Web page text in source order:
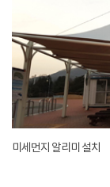
미세먼지 알리미 설치